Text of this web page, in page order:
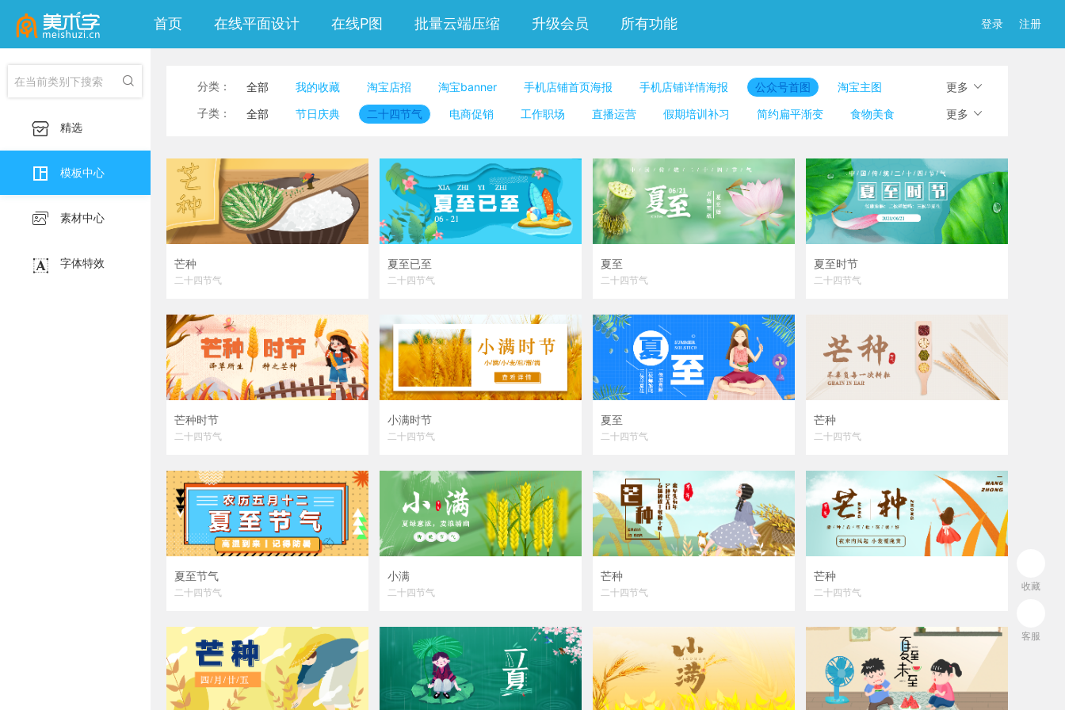
首页 在线平面设计 在线P图 批量云端压缩 升级会员 所有功能 登录 注册

 精选
 模板中心
 素材中心
 字体特效
分类： 全部 我的收藏 淘宝店招 淘宝banner 手机店铺首页海报 手机店铺详情海报 公众号首图
淘宝主图
印刷海报
社交 微信朋友圈封面 公众号封面小图 邀请函 公众号竖版配图 简历 淘宝详情页
产品展示图
更多
子类：
全部 节日庆典 二十四节气 电商促销 工作职场 直播运营 假期培训补习 简约扁平渐变
食物美食
更多
芒种
二十四节气
夏至已至
二十四节气
夏至
二十四节气
夏至时节
二十四节气
芒种时节
二十四节气
小满时节
二十四节气
夏至
二十四节气
芒种
二十四节气
夏至节气
二十四节气
小满
二十四节气
芒种
二十四节气
芒种
二十四节气
收藏
客服